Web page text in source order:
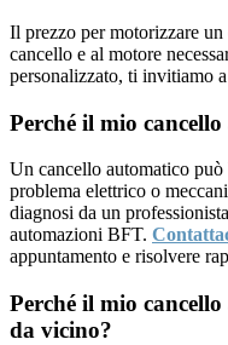
Il prezzo per motorizzare
cancello e al motore
personalizzato, ti invitiamo a
Perché il mio
Un cancello automatico
problema elettrico o
diagnosi da un
automazioni BFT.
appuntamento e risolvere
Perché il mio
da vicino?